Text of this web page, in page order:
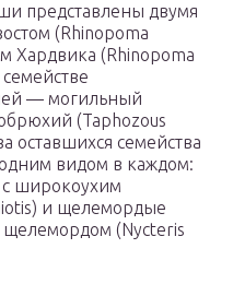
представлены двумя
(Rhinopoma
Хардвика (Rhinopoma
— могильный
(Taphozous
семейства
видом в каждом:
широкоухим
и щелемордые
(Nycteris